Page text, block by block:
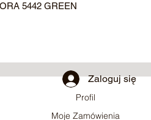
5442 GREEN
Zaloguj się
Profil
Moje Zamówienia